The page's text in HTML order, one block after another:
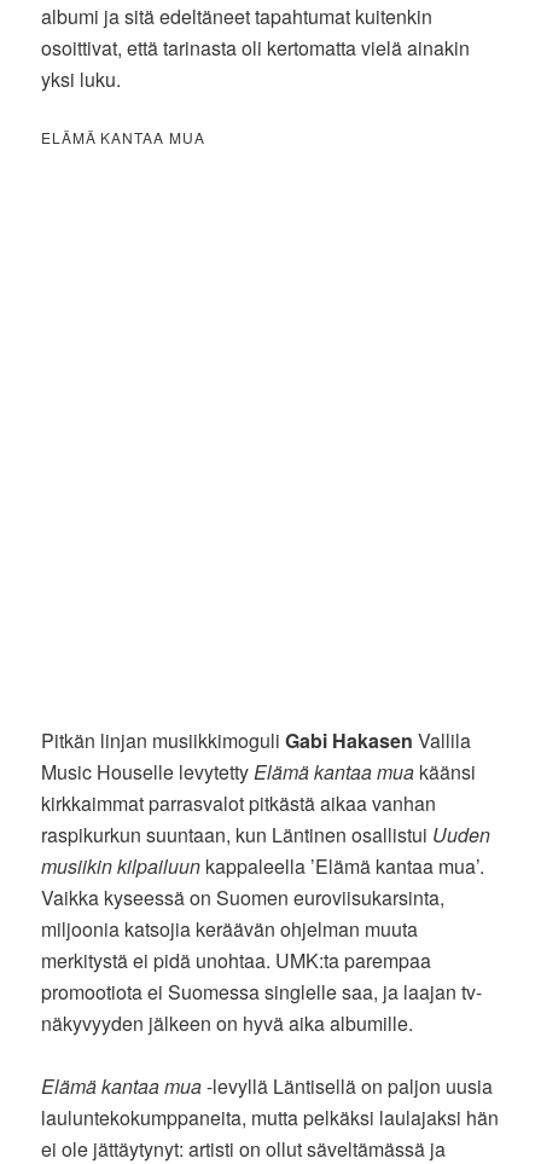
albumi ja sitä edeltäneet tapahtumat kuitenkin
osoittivat, että tarinasta oli kertomatta vielä ainakin
yksi luku.
ELÄMÄ KANTAA MUA
Pitkän linjan musiikkimoguliGabi Hakasen Vallila
Music Houselle levytetty Elämä kantaa mua käänsi
kirkkaimmat parrasvalot pitkästä aikaa vanhan
raspikurkun suuntaan, kun Läntinen osallistui Uuden
musiikin kilpailuun kappaleella ’Elämä kantaa mua’.
Vaikka kyseessä on Suomen euroviisukarsinta,
miljoonia katsojia keräävän ohjelman muuta
merkitystä ei pidä unohtaa. UMK:ta parempaa
promootiota ei Suomessa singlelle saa, ja laajan tv-
näkyvyyden jälkeen on hyvä aika albumille.
Elämä kantaa mua-levyllä Läntisellä on paljon uusia
lauluntekokumppaneita, mutta pelkäksi laulajaksi hän
ei ole jättäytynyt: artisti on ollut säveltämässä ja